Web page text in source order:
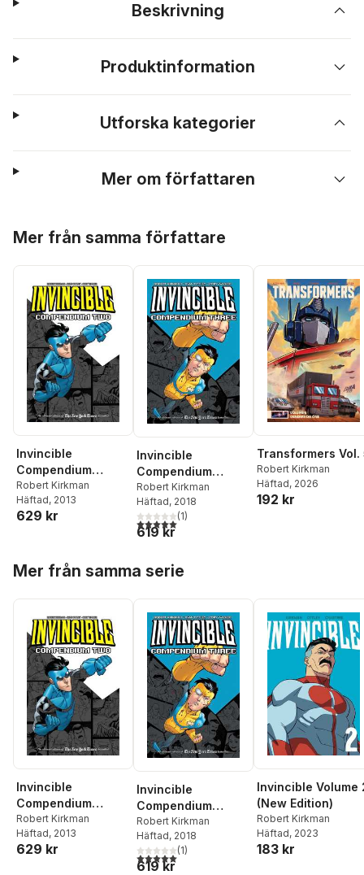
Beskrivning
Produktinformation
Utforska kategorier
Mer om författaren
Mer från samma författare
Invincible
Compendium
Volume 2
Robert Kirkman
Häftad, 2013
629 kr
Invincible
Compendium
Volume 3
Robert Kirkman
Häftad, 2018
5,0utav 5 stjärnor. Totalt antal röster:
(1)
619 kr
Transformers Vol.
Robert Kirkman
Häftad, 2026
192 kr
Mer från samma serie
Invincible
Compendium
Volume 2
Robert Kirkman
Häftad, 2013
629 kr
Invincible
Compendium
Volume 3
Robert Kirkman
Häftad, 2018
5,0utav 5 stjärnor. Totalt antal röster:
(1)
619 kr
Invincible Volume
(New Edition)
Robert Kirkman
Häftad, 2023
183 kr